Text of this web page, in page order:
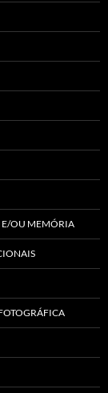
E/OU MEMÓRIA